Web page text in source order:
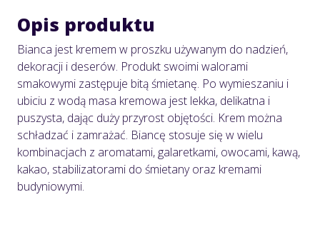
Opis produktu
Bianca jest kremem w proszku używanym do nadzień,
dekoracji i deserów. Produkt swoimi walorami
smakowymi zastępuje bitą śmietanę. Po wymieszaniu i
ubiciu z wodą masa kremowa jest lekka, delikatna i
puszysta, dając duży przyrost objętości. Krem można
schładzać i zamrażać. Biancę stosuje się w wielu
kombinacjach z aromatami, galaretkami, owocami, kawą,
kakao, stabilizatorami do śmietany oraz kremami
budyniowymi.